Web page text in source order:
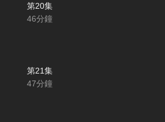
第20集
46分鐘
第21集
47分鐘